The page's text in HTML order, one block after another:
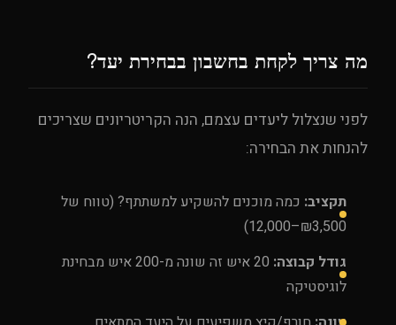
מה צריך לקחת בחשבון בבחירת יעד?
לפני שנצלול ליעדים עצמם, הנה הקריטריונים שצריכים
להנחות את הבחירה:
תקציב: כמה מוכנים להשקיע למשתתף? (טווח של
₪3,500–12,000)
גודל קבוצה:
20 איש זה שונה מ-200 איש מבחינת
לוגיסטיקה